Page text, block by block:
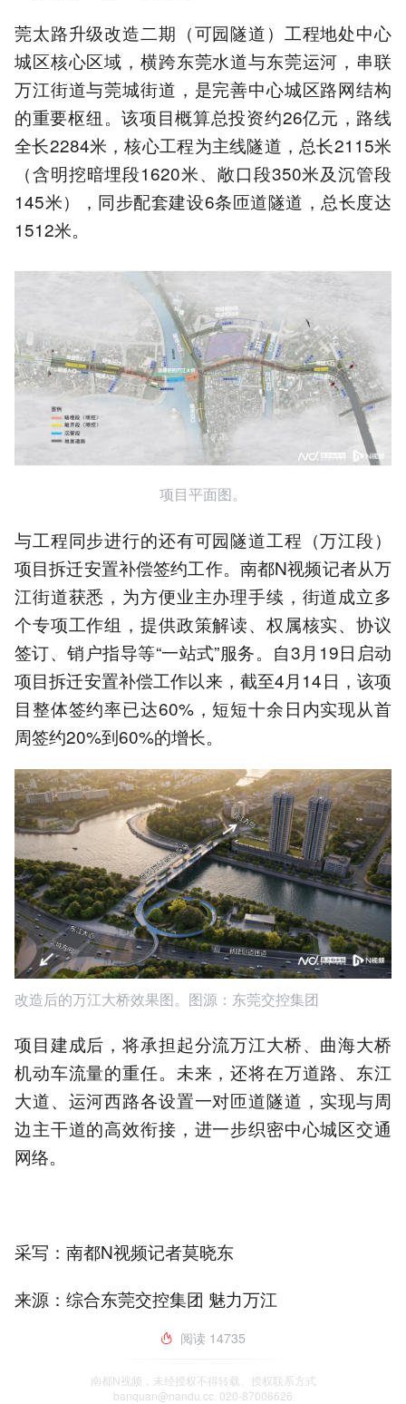
莞太路升级改造二期（可园隧道）工程地处中心
城区核心区域，横跨东莞水道与东莞运河，串联
万江街道与莞城街道，是完善中心城区路网结构
的重要枢纽。该项目概算总投资约26亿元，路线
全长2284米，核心工程为主线隧道，总长2115米
（含明挖暗埋段1620米、敞口段350米及沉管段
145米），同步配套建设6条匝道隧道，总长度达
1512米。
项目平面图。
与工程同步进行的还有可园隧道工程（万江段）
项目拆迁安置补偿签约工作。南都N视频记者从万
江街道获悉，为方便业主办理手续，街道成立多
个专项工作组，提供政策解读、权属核实、协议
签订、销户指导等“一站式”服务。自3月19日启动
项目拆迁安置补偿工作以来，截至4月14日，该项
目整体签约率已达60%，短短十余日内实现从首
周签约20%到60%的增长。
改造后的万江大桥效果图。图源：东莞交控集团
项目建成后，将承担起分流万江大桥、曲海大桥
机动车流量的重任。未来，还将在万道路、东江
大道、运河西路各设置一对匝道隧道，实现与周
边主干道的高效衔接，进一步织密中心城区交通
网络。
采写：南都N视频记者莫晓东
来源：综合东莞交控集团 魅力万江
阅读 14735
南都N视频，未经授权不得转载、授权联系方式
banquan@nandu.cc. 020-87006626